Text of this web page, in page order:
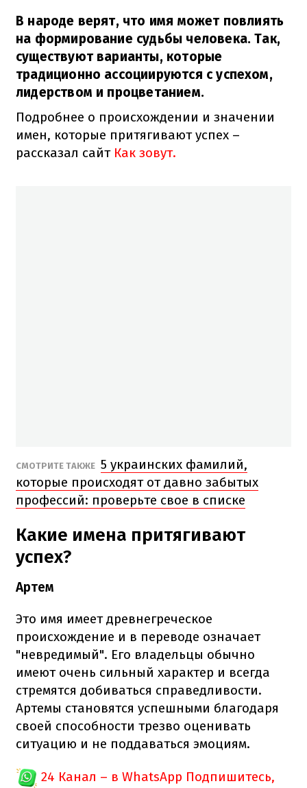
В народе верят, что имя может повлиять
на формирование судьбы человека. Так,
существуют варианты, которые
традиционно ассоциируются с успехом,
лидерством и процветанием.
Подробнее о происхождении и значении
имен, которые притягивают успех –
рассказал сайт Как зовут.
СМОТРИТЕ ТАКЖЕ 5 украинских фамилий,
которые происходят от давно забытых
профессий: проверьте свое в списке
Какие имена притягивают
успех?
Артем
Это имя имеет древнегреческое
происхождение и в переводе означает
"невредимый". Его владельцы обычно
имеют очень сильный характер и всегда
стремятся добиваться справедливости.
Артемы становятся успешными благодаря
своей способности трезво оценивать
ситуацию и не поддаваться эмоциям.
24 Канал – в WhatsApp Подпишитесь,